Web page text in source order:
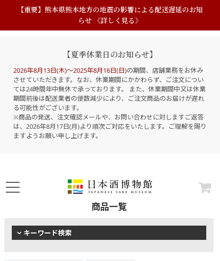
【重要】熊本県熊本地方の地震の影響による配送遅延のお知
らせ 《詳しく見る》
【夏季休業日のお知らせ】
2026年8月13日(木)～2025年8月16日(日)の期間、店舗業務をお休み
させていただきます。なお、休業期間にかかわらず、ご注文につい
ては24時間年中無休で承っております。 また、休業期間中又は休業
期間前後は配送業者の便数減少により、ご注文商品のお届けが遅れ
る可能性がございます。
※商品の発送、注文確認メールや、お問い合わせに対しますご返答
は、2026年8月17日(月)より順次ご対応をいたします。ご理解を賜り
ますようお願い申し上げます。
商品一覧
キーワード検索